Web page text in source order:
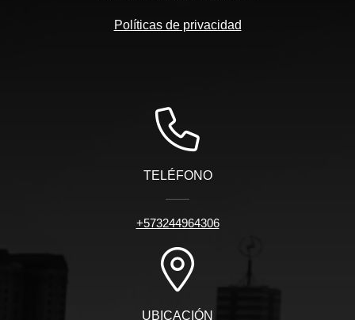
Políticas de privacidad
TELÉFONO
+573244964306
UBICACIÓN